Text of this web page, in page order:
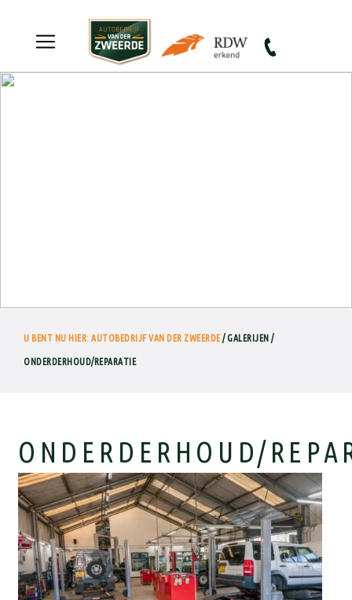
Autobedrijf van der Zweerde
U BENT NU HIER: AUTOBEDRIJF VAN DER ZWEERDE/ GALERIJEN /
ONDERDERHOUD/REPARATIE
ONDERDERHOUD/